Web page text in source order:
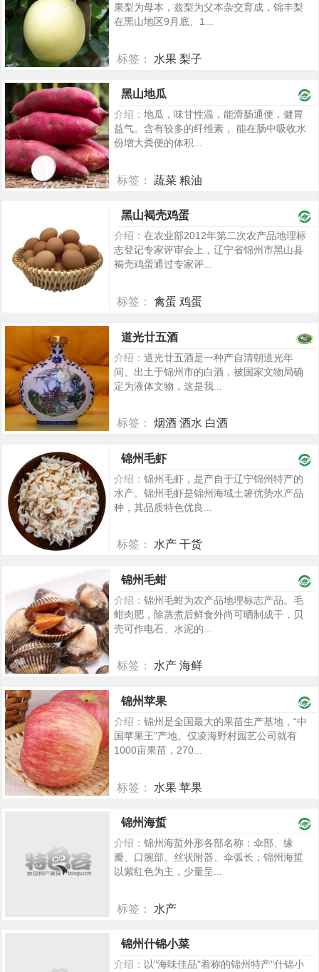
果梨为母本，兹梨为父本杂交育成，锦丰梨
在黑山地区9月底、1...
标签： 水果 梨子
黑山地瓜
介绍： 地瓜，味甘性温，能滑肠通便，健胃
益气。含有较多的纤维素， 能在肠中吸收水
份增大粪便的体积...
标签： 蔬菜 粮油
黑山褐壳鸡蛋
介绍： 在农业部2012年第二次农产品地理标
志登记专家评审会上，辽宁省锦州市黑山县
褐壳鸡蛋通过专家评...
标签： 禽蛋 鸡蛋
道光廿五酒
介绍： 道光廿五酒是一种产自清朝道光年
间、出土于锦州市的白酒，被国家文物局确
定为液体文物，这是我...
标签： 烟酒 酒水 白酒
锦州毛虾
介绍： 锦州毛虾，是产自于辽宁锦州特产的
水产。锦州毛虾是锦州海域土箸优势水产品
种，其品质特色优良...
标签： 水产 干货
锦州毛蚶
介绍： 锦州毛蚶为农产品地理标志产品。毛
蚶肉肥，除蒸煮后鲜食外尚可晒制成干，贝
壳可作电石、水泥的...
标签： 水产 海鲜
锦州苹果
介绍： 锦州是全国最大的果苗生产基地，“中
国苹果王”产地。仅凌海野村园艺公司就有
1000亩果苗，270...
标签： 水果 苹果
锦州海蜇
介绍： 锦州海蜇外形各部名称：伞部、缘
瓣、口腕部、丝状附器、伞弧长；锦州海蜇
以紫红色为主，少量呈...
标签： 水产
锦州什锦小菜
介绍： 以"海味佳品"着称的锦州特产"什锦小